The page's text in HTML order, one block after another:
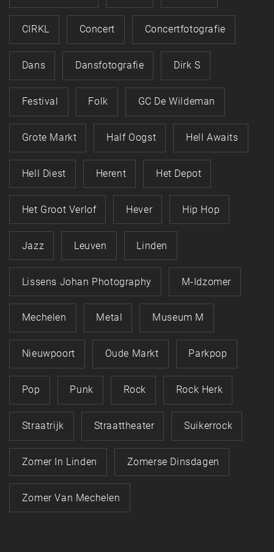
CIRKL Concert Concertfotografie
Dans Dansfotografie Dirk S
Festival Folk GC De Wildeman
Grote Markt Half Oogst Hell Awaits
Hell Diest Herent Het Depot
Het Groot Verlof Hever Hip Hop
Jazz Leuven Linden
Lissens Johan Photography M-Idzomer
Mechelen Metal Museum M
Nieuwpoort Oude Markt Parkpop
Pop Punk Rock Rock Herk
Straatrijk Straattheater Suikerrock
Zomer In Linden Zomerse Dinsdagen
Zomer Van Mechelen